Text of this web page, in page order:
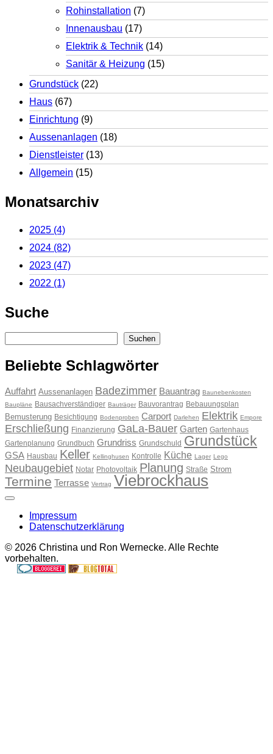
Rohinstallation (7)
Innenausbau (17)
Elektrik & Technik (14)
Sanitär & Heizung (15)
Grundstück (22)
Haus (67)
Einrichtung (9)
Aussenanlagen (18)
Dienstleister (13)
Allgemein (15)
Monatsarchiv
2025 (4)
2024 (82)
2023 (47)
2022 (1)
Suche
Suchen
Beliebte Schlagwörter
Auffahrt Aussenanlagen Badezimmer Bauantrag Baunebenkosten
Baupläne Bausachverständiger Bauträger Bauvorantrag Bebauungsplan
Bemusterung Besichtigung Bodenproben Carport Darlehen Elektrik Empore
Erschließung Finanzierung GaLa-Bauer Garten Gartenhaus
Gartenplanung Grundbuch Grundriss Grundschuld Grundstück
GSA Hausbau Keller Kellinghusen Kontrolle Küche Lager Lego
Neubaugebiet Notar Photovoltaik Planung Straße Strom
Termine Terrasse Vertrag Viebrockhaus
Impressum
Datenschutzerklärung
© 2026 Christina und Ron Wernecke. Alle Rechte
vorbehalten.